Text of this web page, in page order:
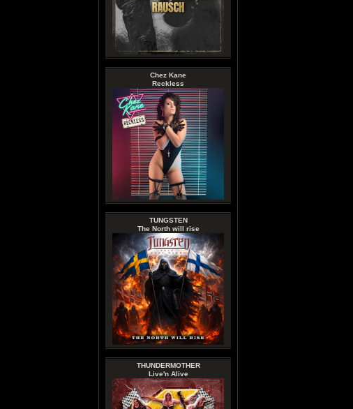
Chez Kane
Reckless
TUNGSTEN
The North will rise
THUNDERMOTHER
Live'n Alive